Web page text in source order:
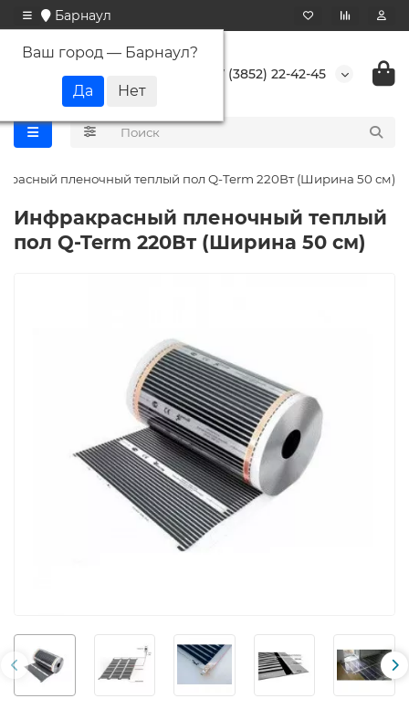
Барнаул
Ваш город — Барнаул?
+7 (3852) 22-42-45
пленочный теплый пол Q-Term 220Вт (Ширина 50 см)
Инфракрасный пленочный теплый
пол Q-Term 220Вт (Ширина 50 см)